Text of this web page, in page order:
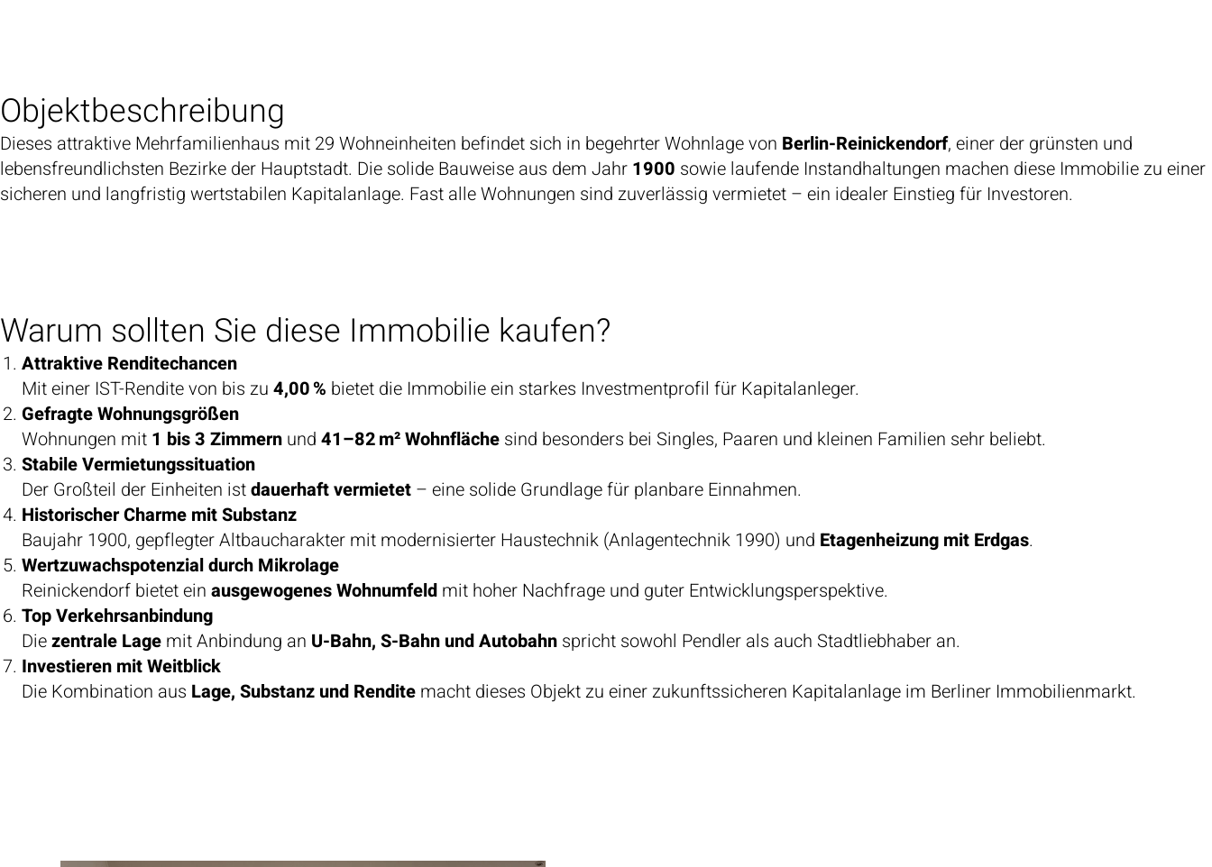
Objektbeschreibung
Dieses attraktive Mehrfamilienhaus mit 29 Wohneinheiten befindet sich in begehrter Wohnlage von Berlin-Reinickendorf, einer der grünsten und
lebensfreundlichsten Bezirke der Hauptstadt. Die solide Bauweise aus dem Jahr 1900 sowie laufende Instandhaltungen machen diese Immobilie zu einer
sicheren und langfristig wertstabilen Kapitalanlage. Fast alle Wohnungen sind zuverlässig vermietet – ein idealer Einstieg für Investoren.
Warum sollten Sie diese Immobilie kaufen?
Attraktive Renditechancen
Mit einer IST-Rendite von bis zu 4,00 % bietet die Immobilie ein starkes Investmentprofil für Kapitalanleger.
Gefragte Wohnungsgrößen
Wohnungen mit 1 bis 3 Zimmern und 41–82 m² Wohnfläche sind besonders bei Singles, Paaren und kleinen Familien sehr beliebt.
Stabile Vermietungssituation
Der Großteil der Einheiten istdauerhaft vermietet – eine solide Grundlage für planbare Einnahmen.
Historischer Charme mit Substanz
Baujahr 1900, gepflegter Altbaucharakter mit modernisierter Haustechnik (Anlagentechnik 1990) und Etagenheizung mit Erdgas.
Wertzuwachspotenzial durch Mikrolage
Reinickendorf bietet ein ausgewogenes Wohnumfeld mit hoher Nachfrage und guter Entwicklungsperspektive.
Top Verkehrsanbindung
Diezentrale Lage mit Anbindung an U-Bahn, S-Bahn und Autobahn spricht sowohl Pendler als auch Stadtliebhaber an.
Investieren mit Weitblick
Die Kombination aus Lage, Substanz und Rendite macht dieses Objekt zu einer zukunftssicheren Kapitalanlage im Berliner Immobilienmarkt.